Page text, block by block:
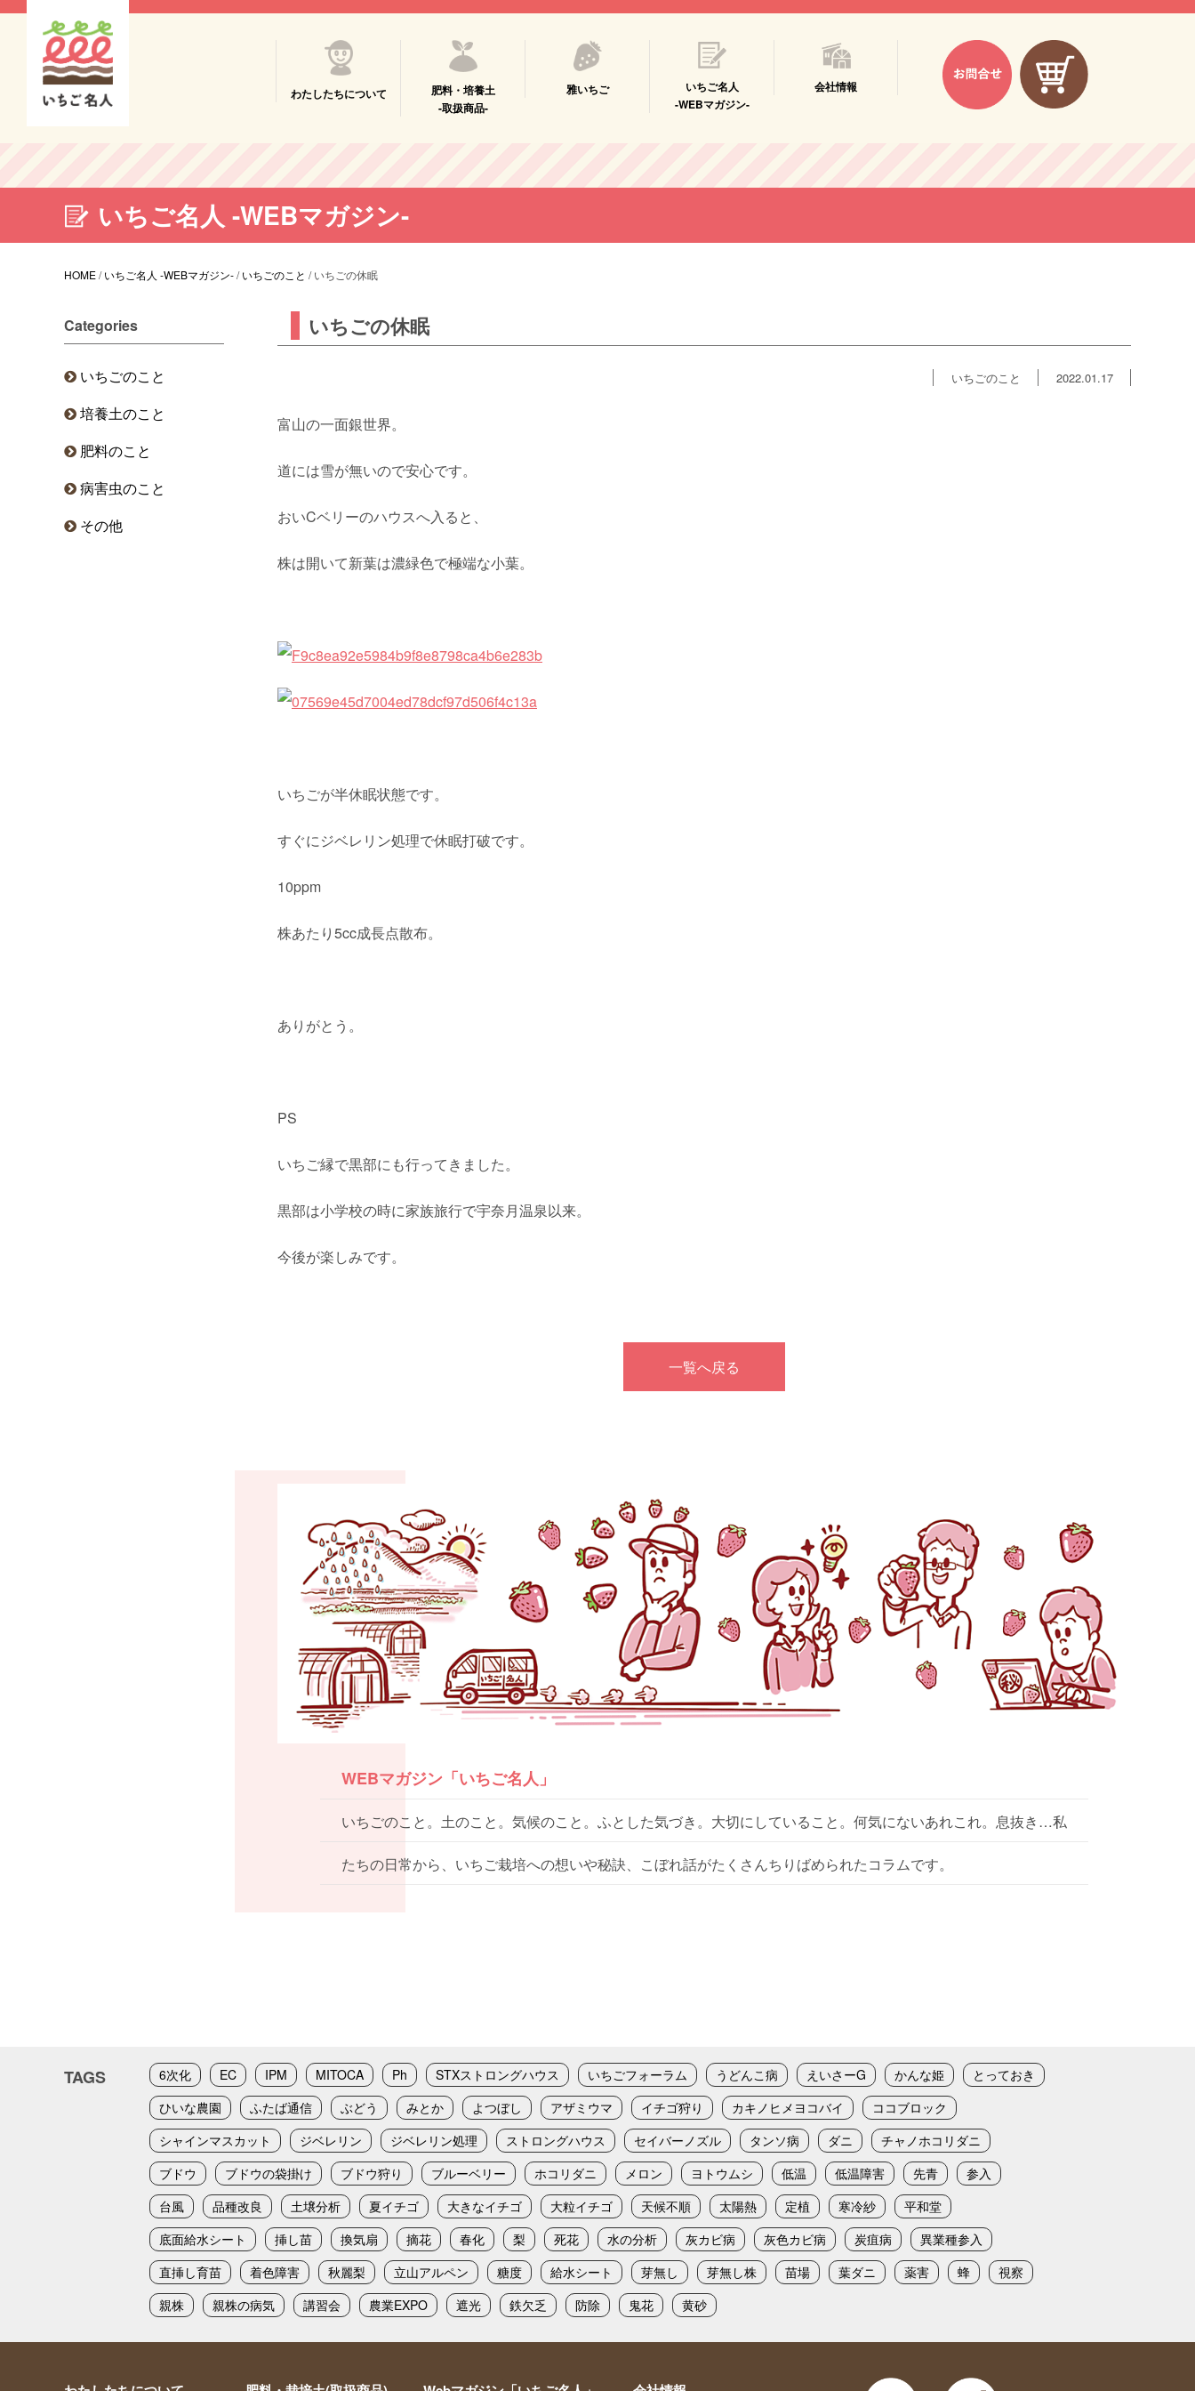
わたしたちについて
肥料・培養土
-取扱商品-
雅いちご
いちご名人
-WEBマガジン-
会社情報
いちご名人 -WEBマガジン-
HOME/いちご名人 -WEBマガジン-/いちごのこと /いちごの休眠
いちごの休眠
いちごのこと 2022.01.17
富山の一面銀世界。
道には雪が無いので安心です。
おいCベリーのハウスへ入ると、
株は開いて新葉は濃緑色で極端な小葉。
いちごが半休眠状態です。
すぐにジベレリン処理で休眠打破です。
10ppm
株あたり5cc成長点散布。
ありがとう。
PS
いちご縁で黒部にも行ってきました。
黒部は小学校の時に家族旅行で宇奈月温泉以来。
今後が楽しみです。
一覧へ戻る
Categories
いちごのこと
培養土のこと
肥料のこと
病害虫のこと
その他
WEBマガジン「いちご名人」
いちごのこと。土のこと。気候のこと。ふとした気づき。大切にしていること。何気にないあれこれ。息抜き…私
たちの日常から、いちご栽培への想いや秘訣、こぼれ話がたくさんちりばめられたコラムです。
TAGS 6次化 EC IPM MITOCA Ph STXストロングハウス いちごフォーラム うどんこ病 えいさーG かんな姫
とっておき
ひいな農園
ふたば通信 ぶどう みとか よつぼし アザミウマ イチゴ狩り カキノヒメヨコバイ
ココブロック
シャインマスカット
ジベレリン ジベレリン処理 ストロングハウス セイバーノズル タンソ病 ダニ
チャノホコリダニ
ブドウ
ブドウの袋掛け ブドウ狩り ブルーベリー ホコリダニ メロン ヨトウムシ 低温 低温障害 先青
参入
台風
品種改良 土壌分析 夏イチゴ 大きなイチゴ 大粒イチゴ 天候不順 太陽熱 定植 寒冷紗
平和堂
底面給水シート
挿し苗 換気扇 摘花 春化 梨 死花 水の分析 灰カビ病 灰色カビ病 炭疽病
異業種参入
直挿し育苗
着色障害 秋麗梨 立山アルペン 糖度 給水シート 芽無し 芽無し株 苗場 葉ダニ 薬害 蜂
視察
親株
親株の病気 講習会 農業EXPO 遮光 鉄欠乏 防除 鬼花 黄砂